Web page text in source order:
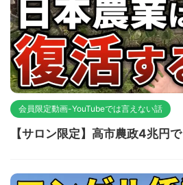
会員限定動画-YouTubeでは言えない話
【サロン限定】高市農政4兆円